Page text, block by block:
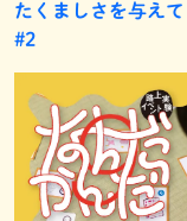
たくましさを与え
#2